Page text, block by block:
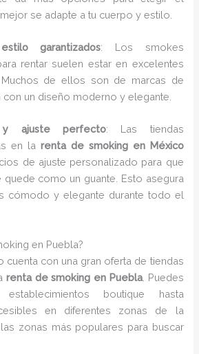
se adapte a tu cuerpo y estilo.
garantizados: Los smokes
rentar suelen estar en excelentes
Muchos de ellos son de marcas de
con un diseño moderno y elegante.
y ajuste perfecto: Las tiendas
en la renta de smoking en México
de ajuste personalizado para que
como un guante. Esto asegura
cómodo y elegante durante todo el
en Puebla?
cuenta con una gran oferta de tiendas
renta de smoking en Puebla. Puedes
boutique hasta
en diferentes zonas de la
zonas más populares para buscar